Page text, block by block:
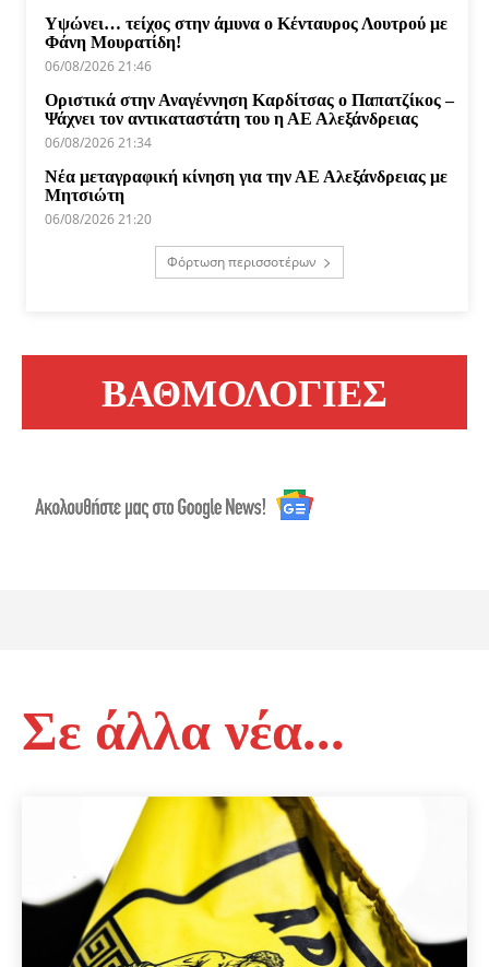
Υψώνει… τείχος στην άμυνα ο Κένταυρος Λουτρού με
Φάνη Μουρατίδη!
06/08/2026 21:46
Οριστικά στην Αναγέννηση Καρδίτσας ο Παπατζίκος –
Ψάχνει τον αντικαταστάτη του η ΑΕ Αλεξάνδρειας
06/08/2026 21:34
Νέα μεταγραφική κίνηση για την ΑΕ Αλεξάνδρειας με
Μητσιώτη
06/08/2026 21:20
Φόρτωση περισσοτέρων
ΒΑΘΜΟΛΟΓΙΕΣ
Σε άλλα νέα...